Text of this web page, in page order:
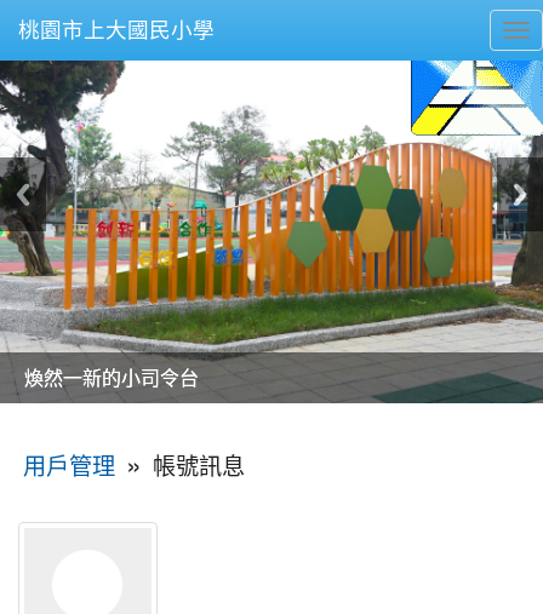
桃園市上大國民小學
美麗的操場是我們活力的來源
美麗的操場是我們活力的來源
煥然一新的小司令台
煥然一新的小司令台
富含桃園埤塘田園風光意象的中廊
富含桃園埤塘田園風光意象的中廊
嶄新的中庭廣場
嶄新的中庭廣場
水生池生生不息
水生池生生不息
用戶管理 » 帳號訊息